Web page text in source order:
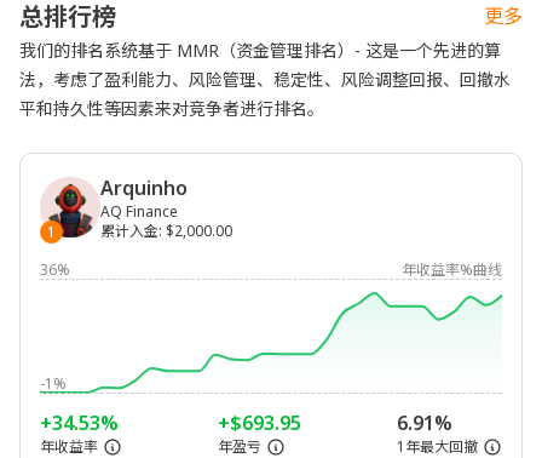
总排行榜 更多
我们的排名系统基于 MMR（资金管理排名）- 这是一个先进的算
法，考虑了盈利能力、风险管理、稳定性、风险调整回报、回撤水
平和持久性等因素来对竞争者进行排名。
1
Arquinho
AQ Finance
累计入金: $2,000.00
36%
年收益率%曲线
-1%
+34.53%
年收益率
+$693.95
年盈亏
6.91%
1年最大回撤